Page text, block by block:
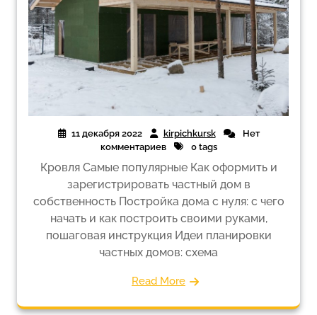
11 декабря 2022 kirpichkursk
Нет
комментариев
0 tags
Кровля Самые популярные Как оформить и
зарегистрировать частный дом в
собственность Постройка дома с нуля: с чего
начать и как построить своими руками,
пошаговая инструкция Идеи планировки
частных домов: схема
Read More